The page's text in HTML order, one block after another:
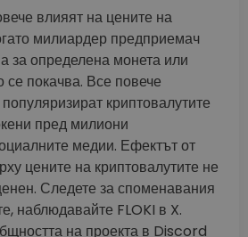
влияят на цените на
милиардер предприемач
за определена монета или
се покачва. Все повече
криптовалутите
пред милиони
медии. Ефектът от
цените на криптовалутите не
Следете за споменавания
наблюдавайте FLOKI в X.
на проекта в Discord